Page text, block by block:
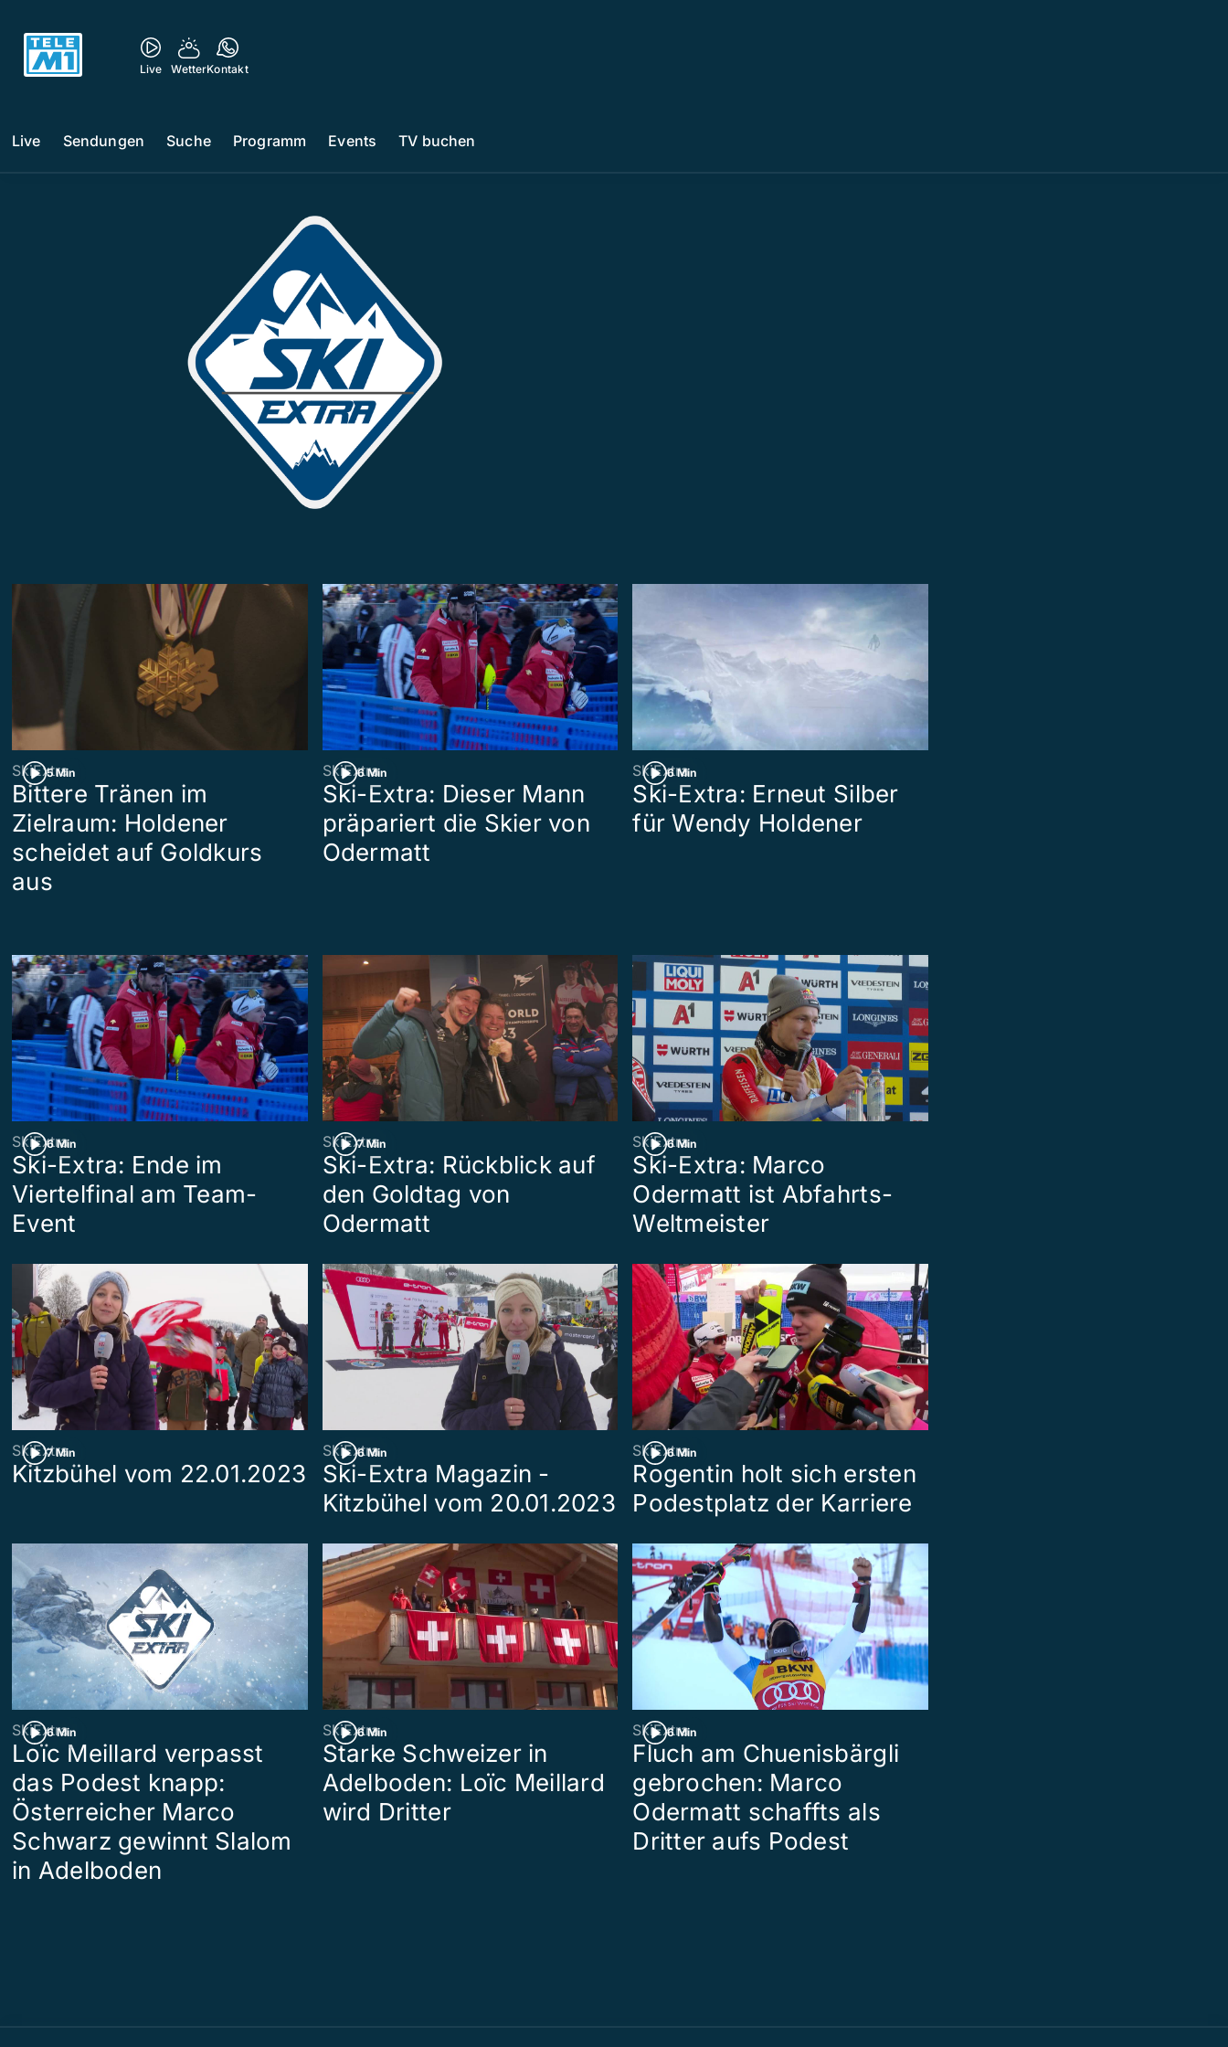
Live WetterKontakt
Live Sendungen Suche Programm Events TV buchen
5 Min
SkiExtra
Bittere Tränen im
Zielraum: Holdener
scheidet auf Goldkurs
aus
6 Min
SkiExtra
Ski-Extra: Dieser Mann
präpariert die Skier von
Odermatt
6 Min
SkiExtra
Ski-Extra: Erneut Silber
für Wendy Holdener
6 Min
SkiExtra
Ski-Extra: Ende im
Viertelfinal am Team-
Event
7 Min
SkiExtra
Ski-Extra: Rückblick auf
den Goldtag von
Odermatt
6 Min
SkiExtra
Ski-Extra: Marco
Odermatt ist Abfahrts-
Weltmeister
7 Min
SkiExtra
Kitzbühel vom 22.01.2023
6 Min
SkiExtra
Ski-Extra Magazin -
Kitzbühel vom 20.01.2023
6 Min
SkiExtra
Rogentin holt sich ersten
Podestplatz der Karriere
6 Min
SkiExtra
Loïc Meillard verpasst
das Podest knapp:
Österreicher Marco
Schwarz gewinnt Slalom
in Adelboden
6 Min
SkiExtra
Starke Schweizer in
Adelboden: Loïc Meillard
wird Dritter
6 Min
SkiExtra
Fluch am Chuenisbärgli
gebrochen: Marco
Odermatt schaffts als
Dritter aufs Podest